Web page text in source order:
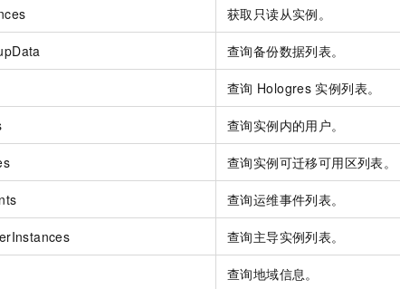
获取只读从实例。
查询备份数据列表。
查询 Hologres 实例列表。
查询实例内的用户。
查询实例可迁移可用区列表。
查询运维事件列表。
查询主导实例列表。
查询地域信息。